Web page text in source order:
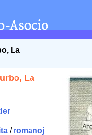
La
La
/ romanoj